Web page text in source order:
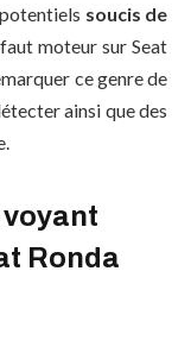
soucis de
moteur sur Seat
ce genre de
ainsi que des
Ronda